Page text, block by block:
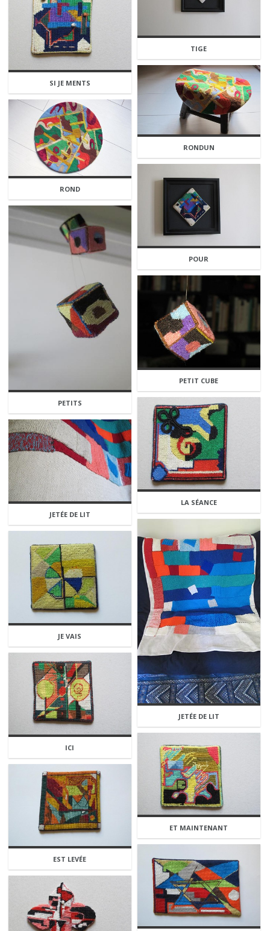
TIGE
SI JE MENTS
RONDUN
ROND
POUR
PETITS
PETIT CUBE
LA SÉANCE
JETÉE DE LIT
JETÉE DE LIT
JE VAIS
ICI
ET MAINTENANT
EST LEVÉE